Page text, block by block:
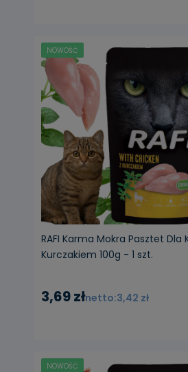
RAFI Karma Mokra Pasztet Dla
Kurczakiem 100g - 1 szt.
3,69 zł 3,42 zł
NOWOŚĆ
NOWOŚĆ